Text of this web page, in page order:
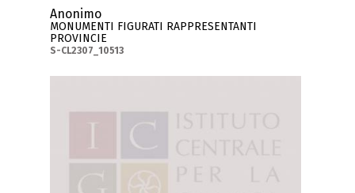
Anonimo
MONUMENTI FIGURATI RAPPRESENTANTI
PROVINCIE
S-CL2307_10513